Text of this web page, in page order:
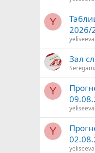
Y
2026/
Зал
Y
Y